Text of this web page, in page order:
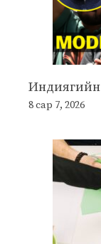
8 сар 7, 2026